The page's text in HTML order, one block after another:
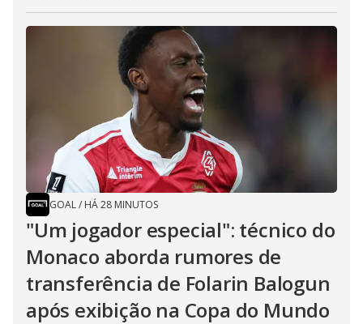
GOAL/ HÁ 28 MINUTOS
"Um jogador especial": técnico do
Monaco aborda rumores de
transferência de Folarin Balogun
após exibição na Copa do Mundo